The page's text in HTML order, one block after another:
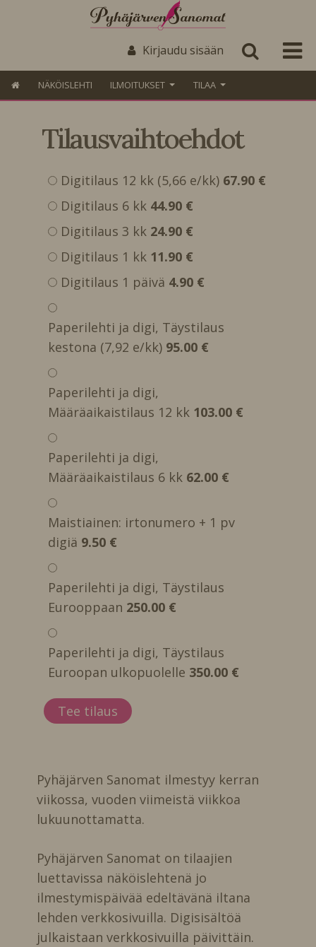
Kirjaudu sisään
NÄKÖISLEHTI ILMOITUKSET TILAA
Tilausvaihtoehdot
Digitilaus 12 kk (5,66 e/kk) 67.90 €
Digitilaus 6 kk 44.90 €
Digitilaus 3 kk 24.90 €
Digitilaus 1 kk 11.90 €
Digitilaus 1 päivä 4.90 €
Paperilehti ja digi, Täystilaus
kestona (7,92 e/kk) 95.00 €
Paperilehti ja digi,
Määräaikaistilaus 12 kk 103.00 €
Paperilehti ja digi,
Määräaikaistilaus 6 kk 62.00 €
Maistiainen: irtonumero + 1 pv
digiä 9.50 €
Paperilehti ja digi, Täystilaus
Eurooppaan 250.00 €
Paperilehti ja digi, Täystilaus
Euroopan ulkopuolelle 350.00 €
Pyhäjärven Sanomat ilmestyy kerran
viikossa, vuoden viimeistä viikkoa
lukuunottamatta.
Pyhäjärven Sanomat on tilaajien
luettavissa näköislehtenä jo
ilmestymispäivää edeltävänä iltana
lehden verkkosivuilla. Digisisältöä
julkaistaan verkkosivuilla päivittäin.